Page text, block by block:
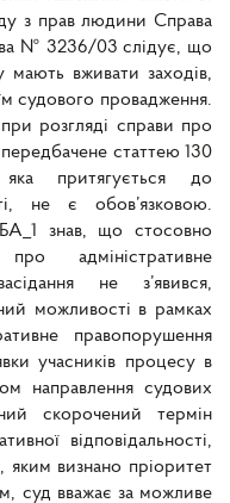
з прав людини Справа
№ 3236/03 слідує, що
мають вживати заходів,
судового провадження.
розгляді справи про
статтею 130
притягується до
не є обов’язковою.
знав, що стосовно
адміністративне
не з’явився,
можливості в рамках
правопорушення
учасників процесу в
направлення судових
скорочений термін
відповідальності,
визнано пріоритет
суд вважає за можливе